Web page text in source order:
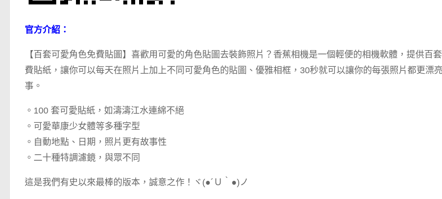
官方介紹：
【百套可愛角色免費貼圖】喜歡用可愛的角色貼圖去裝飾照片？香蕉相機是一個輕便的相機軟體，提供百
費貼紙，讓你可以每天在照片上加上不同可愛角色的貼圖、優雅相框，30秒就可以讓你的每張照片都更漂
事。
。100 套可愛貼紙，如濤濤江水連綿不絕
。可愛華康少女體等多種字型
。自動地點、日期，照片更有故事性
。二十種特調濾鏡，與眾不同
這是我們有史以來最棒的版本，誠意之作！ヾ(●´Ｕ｀●)ノ